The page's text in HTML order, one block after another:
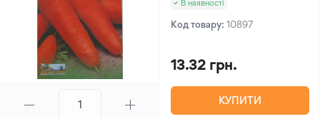
В наявності
Код товару: 10897
13.32 грн.
КУПИТИ